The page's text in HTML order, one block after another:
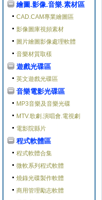
繪圖.影像.音樂.素材區
CAD.CAM專業繪圖區
影像圖庫視頻素材
圖片繪圖影像處理軟體
音樂材質取樣
遊戲光碟區
英文遊戲光碟區
音樂電影光碟區
MP3音樂及音樂光碟
MTV.歌劇.演唱會.電視劇
電影院縣片
程式軟體區
程式軟體合集
微軟系列程式軟體
燒錄光碟製作軟體
商用管理勵志軟體